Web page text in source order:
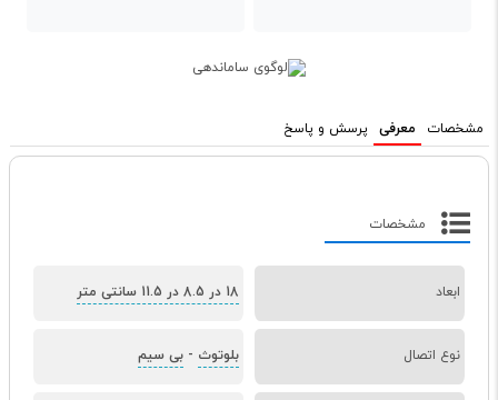
مشخصات معرفی پرسش و پاسخ
مشخصات
ابعاد 18 در 8.5 در 11.5 سانتی متر
نوع اتصال بلوتوث - بی سیم